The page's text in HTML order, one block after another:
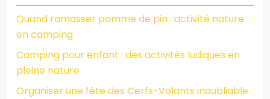
Quand ramasser pomme de pin : activité nature
en camping
Camping pour enfant : des activités ludiques en
pleine nature
Organiser une fête des Cerfs-Volants inoubliable